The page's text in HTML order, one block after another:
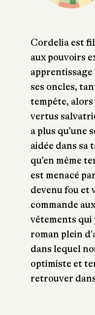
Cordelia est
aux pouvoirs
ses oncles,
tempête,
vertus
a plus qu’une
aidée dans sa
qu’en même
est menacé
devenu fou et
commande
vêtements qui
roman plein
dans lequel
optimiste et
retrouver